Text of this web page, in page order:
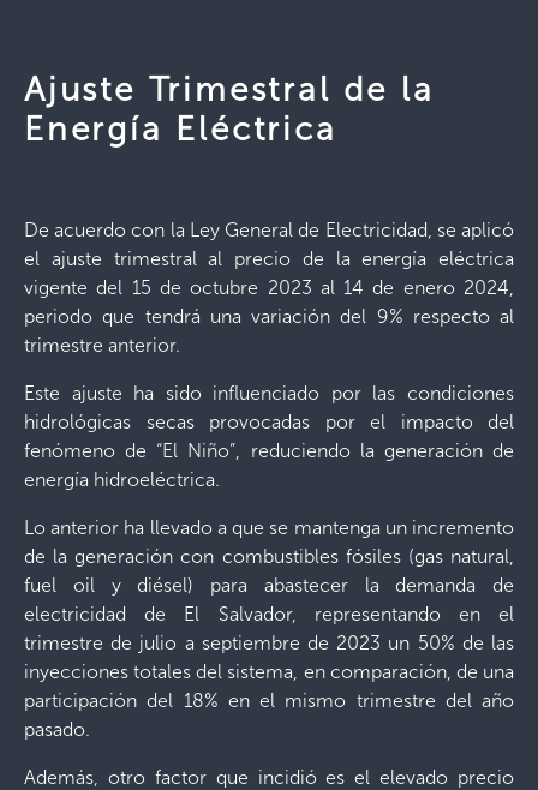
Ajuste Trimestral de la
Energía Eléctrica
De acuerdo con la Ley General de Electricidad, se aplicó
el ajuste trimestral al precio de la energía eléctrica
vigente del 15 de octubre 2023 al 14 de enero 2024,
periodo que tendrá una variación del 9% respecto al
trimestre anterior.
Este ajuste ha sido influenciado por las condiciones
hidrológicas secas provocadas por el impacto del
fenómeno de “El Niño”, reduciendo la generación de
energía hidroeléctrica.
Lo anterior ha llevado a que se mantenga un incremento
de la generación con combustibles fósiles (gas natural,
fuel oil y diésel) para abastecer la demanda de
electricidad de El Salvador, representando en el
trimestre de julio a septiembre de 2023 un 50% de las
inyecciones totales del sistema, en comparación, de una
participación del 18% en el mismo trimestre del año
pasado.
Además, otro factor que incidió es el elevado precio